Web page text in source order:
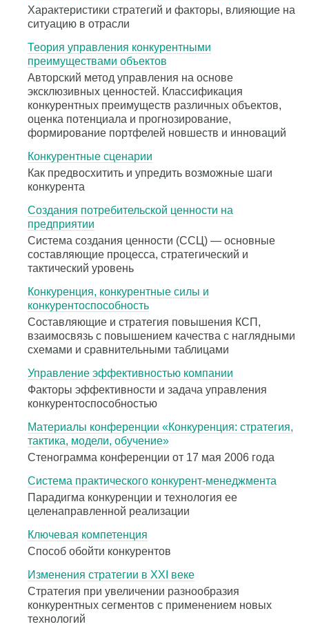
Характеристики стратегий и факторы, влияющие на
ситуацию в отрасли
Теория управления конкурентными
преимуществами объектов
Авторский метод управления на основе
эксклюзивных ценностей. Классификация
конкурентных преимуществ различных объектов,
оценка потенциала и прогнозирование,
формирование портфелей новшеств и инноваций
Конкурентные сценарии
Как предвосхитить и упредить возможные шаги
конкурента
Создания потребительской ценности на
предприятии
Система создания ценности (ССЦ) — основные
составляющие процесса, стратегический и
тактический уровень
Конкуренция, конкурентные силы и
конкурентоспособность
Составляющие и стратегия повышения КСП,
взаимосвязь с повышением качества с наглядными
схемами и сравнительными таблицами
Управление эффективностью компании
Факторы эффективности и задача управления
конкурентоспособностью
Материалы конференции «Конкуренция: стратегия,
тактика, модели, обучение»
Стенограмма конференции от 17 мая 2006 года
Система практического конкурент-менеджмента
Парадигма конкуренции и технология ее
целенаправленной реализации
Ключевая компетенция
Cпособ обойти конкурентов
Изменения стратегии в ХХI веке
Стратегия при увеличении разнообразия
конкурентных сегментов с применением новых
технологий